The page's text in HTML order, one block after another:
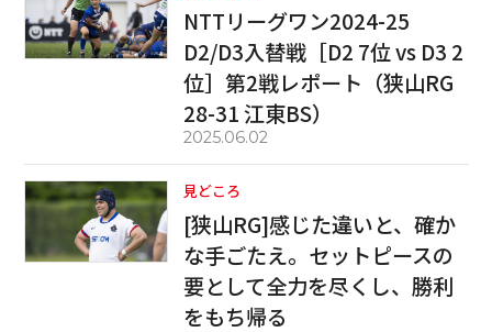
NTTリーグワン2024-25
D2/D3入替戦［D2 7位 vs D3 2
位］第2戦レポート（狭山RG
28-31 江東BS）
2025.06.02
見どころ
[狭山RG]感じた違いと、確か
な手ごたえ。セットピースの
要として全力を尽くし、勝利
をもち帰る